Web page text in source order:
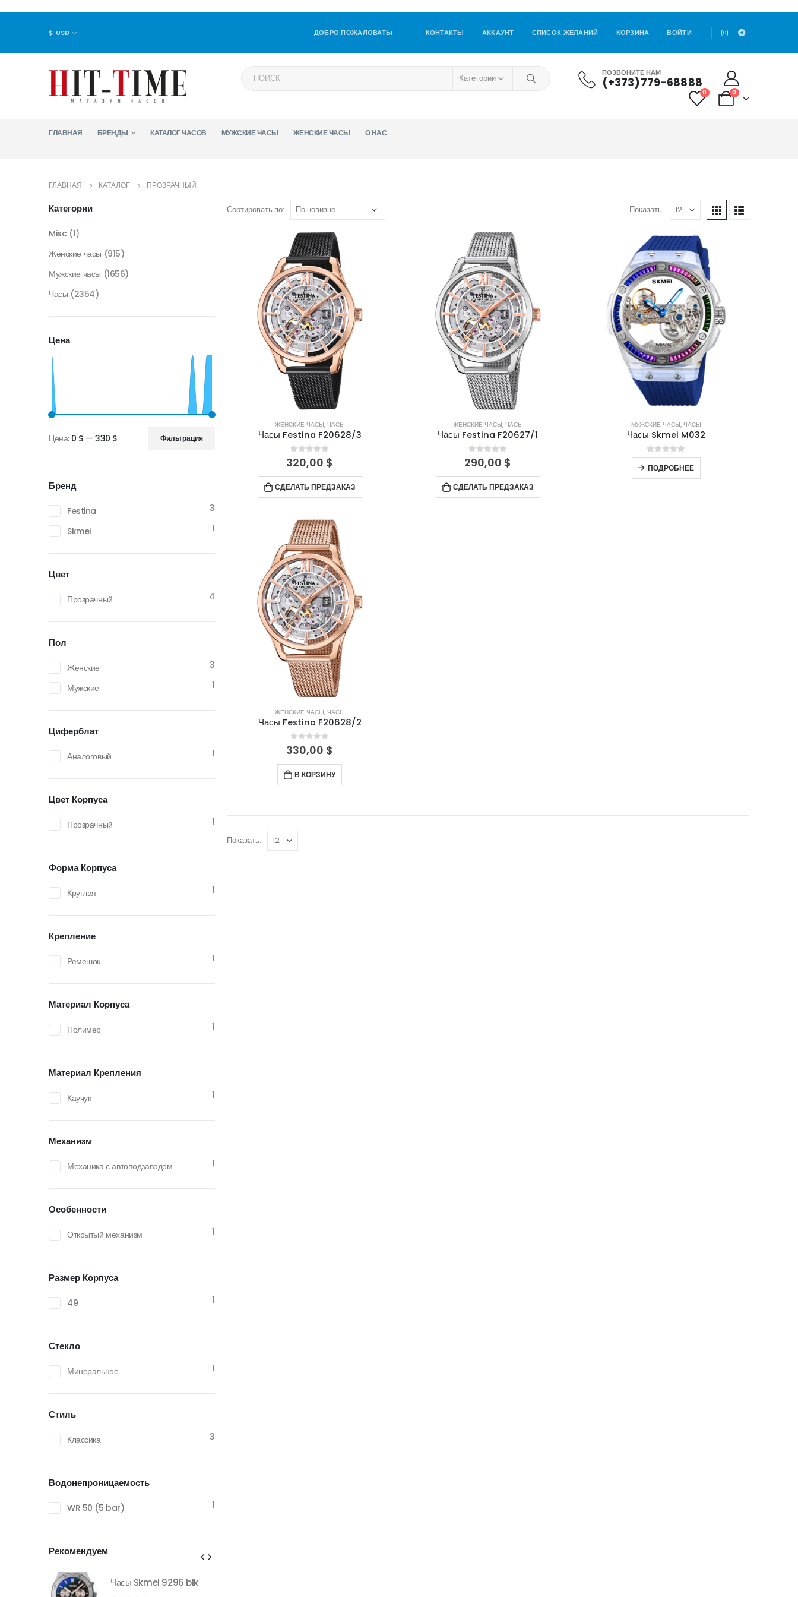
$ USD ДОБРО ПОЖАЛОВАТЬ! КОНТАКТЫ АККАУНТ СПИСОК ЖЕЛАНИЙ КОРЗИНА ВОЙТИ
Категории ПОЗВОНИТЕ НАМ
(+373)779-68888
0 0
ГЛАВНАЯ БРЕНДЫ КАТАЛОГ ЧАСОВ МУЖСКИЕ ЧАСЫ ЖЕНСКИЕ ЧАСЫ О НАС
ГЛАВНАЯ КАТАЛОГ ПРОЗРАЧНЫЙ
Сортировать по: Показать:
ЖЕНСКИЕ ЧАСЫ, ЧАСЫ
Часы Festina F20628/3
0out of 5
320,00 $
СДЕЛАТЬ ПРЕДЗАКАЗ
ЖЕНСКИЕ ЧАСЫ, ЧАСЫ
Часы Festina F20627/1
0out of 5
290,00 $
СДЕЛАТЬ ПРЕДЗАКАЗ
МУЖСКИЕ ЧАСЫ, ЧАСЫ
Часы Skmei M032
0out of 5
ПОДРОБНЕЕ
ЖЕНСКИЕ ЧАСЫ, ЧАСЫ
Часы Festina F20628/2
0out of 5
330,00 $
В КОРЗИНУ
Показать:
Категории
Misc (1)
Женские часы (915)
Мужские часы (1656)
Часы (2354)
Цена
Минимальная
цена
Максимальная
цена
Фильтрация
Цена: 0 $ —330 $
Бренд
Festina
3
Skmei
1
Цвет
Прозрачный 4
Пол
Женские
3
Мужские
1
Циферблат
Аналоговый 1
Цвет Корпуса
Прозрачный 1
Форма Корпуса
Круглая 1
Крепление
Ремешок 1
Материал Корпуса
Полимер 1
Материал Крепления
Каучук 1
Механизм
Механика с автоподзаводом 1
Особенности
Открытый механизм 1
Размер Корпуса
49 1
Стекло
Минеральное 1
Стиль
Классика 3
Водонепроницаемость
WR 50 (5 bar) 1
Рекомендуем
Часы Skmei 9296 blk